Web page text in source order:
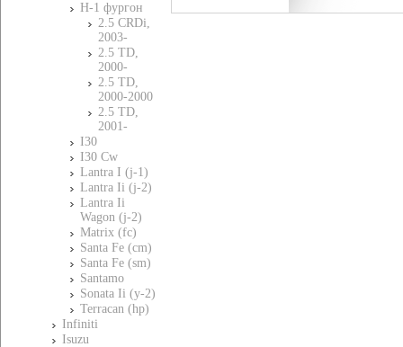
H-1 фургон
2.5 CRDi,
2003-
2.5 TD,
2000-
2.5 TD,
2000-2000
2.5 TD,
2001-
I30
I30 Cw
Lantra I (j-1)
Lantra Ii (j-2)
Lantra Ii
Wagon (j-2)
Matrix (fc)
Santa Fe (cm)
Santa Fe (sm)
Santamo
Sonata Ii (y-2)
Terracan (hp)
Infiniti
Isuzu